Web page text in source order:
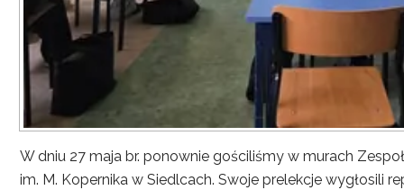
W dniu 27 maja br. ponownie gościliśmy w murach
im. M. Kopernika w Siedlcach. Swoje prelekcje wygłosili